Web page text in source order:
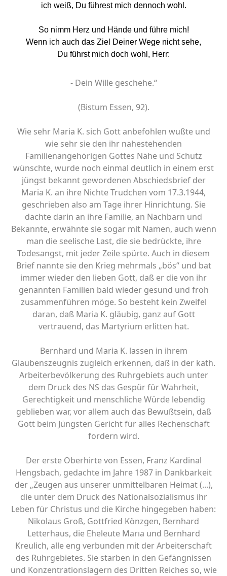
ich weiß, Du führest mich dennoch wohl.
So nimm Herz und Hände und führe mich!
Wenn ich auch das Ziel Deiner Wege nicht sehe,
Du führst mich doch wohl, Herr:
- Dein Wille geschehe.“
(Bistum Essen, 92).
Wie sehr Maria K. sich Gott anbefohlen wußte und
wie sehr sie den ihr nahestehenden
Familienangehörigen Gottes Nähe und Schutz
wünschte, wurde noch einmal deutlich in einem erst
jüngst bekannt gewordenen Abschiedsbrief der
Maria K. an ihre Nichte Trudchen vom 17.3.1944,
geschrieben also am Tage ihrer Hinrichtung. Sie
dachte darin an ihre Familie, an Nachbarn und
Bekannte, erwähnte sie sogar mit Namen, auch wenn
man die seelische Last, die sie bedrückte, ihre
Todesangst, mit jeder Zeile spürte. Auch in diesem
Brief nannte sie den Krieg mehrmals „bös“ und bat
immer wieder den lieben Gott, daß er die von ihr
genannten Familien bald wieder gesund und froh
zusammenführen möge. So besteht kein Zweifel
daran, daß Maria K. gläubig, ganz auf Gott
vertrauend, das Martyrium erlitten hat.
Bernhard und Maria K. lassen in ihrem
Glaubenszeugnis zugleich erkennen, daß in der kath.
Arbeiterbevölkerung des Ruhrgebiets auch unter
dem Druck des NS das Gespür für Wahrheit,
Gerechtigkeit und menschliche Würde lebendig
geblieben war, vor allem auch das Bewußtsein, daß
Gott beim Jüngsten Gericht für alles Rechenschaft
fordern wird.
Der erste Oberhirte von Essen, Franz Kardinal
Hengsbach, gedachte im Jahre 1987 in Dankbarkeit
der „Zeugen aus unserer unmittelbaren Heimat (...),
die unter dem Druck des Nationalsozialismus ihr
Leben für Christus und die Kirche hingegeben haben:
Nikolaus Groß, Gottfried Könzgen, Bernhard
Letterhaus, die Eheleute Marıa und Bernhard
Kreulich, alle eng verbunden mit der Arbeiterschaft
des Ruhrgebietes. Sie starben in den Gefängnissen
und Konzentrationslagern des Dritten Reiches so, wie